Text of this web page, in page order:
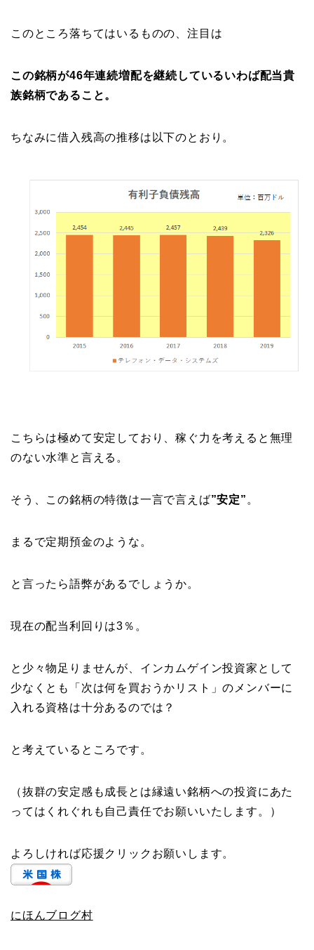
このところ落ちてはいるものの、注目は
この銘柄が46年連続増配を継続しているいわば配当貴
族銘柄であること。
ちなみに借入残高の推移は以下のとおり。
こちらは極めて安定しており、稼ぐ力を考えると無理
のない水準と言える。
そう、この銘柄の特徴は一言で言えば”安定” 。
まるで定期預金のような。
と言ったら語弊があるでしょうか。
現在の配当利回りは3％。
と少々物足りませんが、インカムゲイン投資家として
少なくとも「次は何を買おうかリスト」のメンバーに
入れる資格は十分あるのでは？
と考えているところです。
（抜群の安定感も成長とは縁遠い銘柄への投資にあた
ってはくれぐれも自己責任でお願いいたします。）
よろしければ応援クリックお願いします。
にほんブログ村